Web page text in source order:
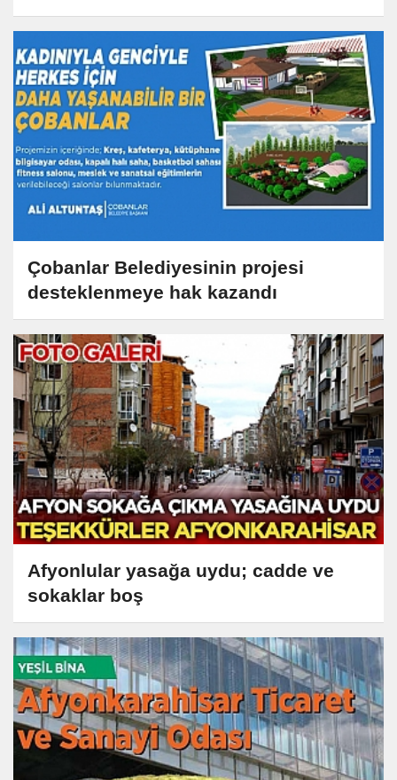
Çobanlar Belediyesinin projesi
desteklenmeye hak kazandı
Afyonlular yasağa uydu; cadde ve
sokaklar boş